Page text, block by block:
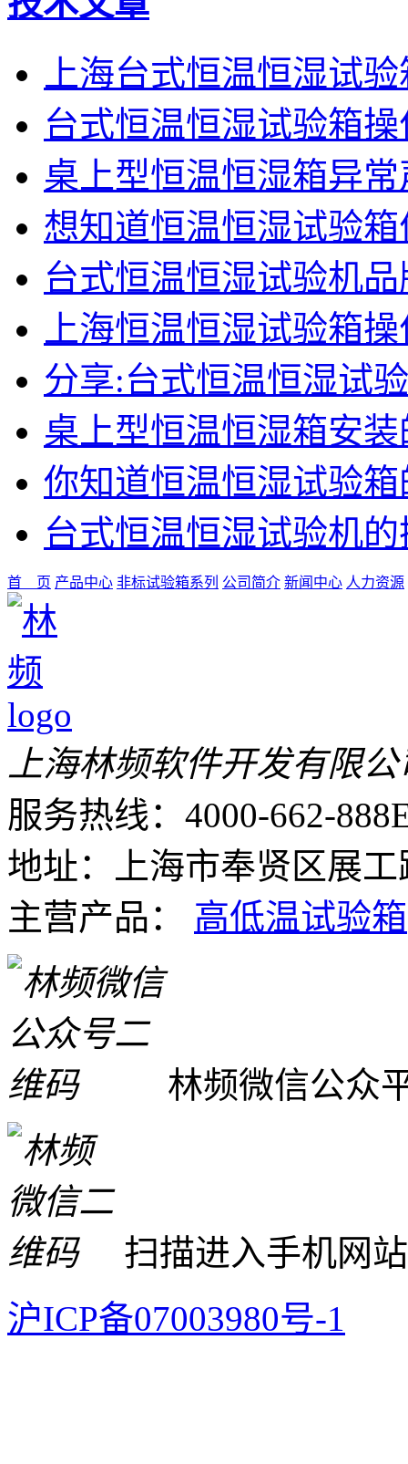
上海台式恒温恒湿试
台式恒温恒湿试验箱
桌上型恒温恒湿箱异
想知道恒温恒湿试验
台式恒温恒湿试验机
上海恒温恒湿试验箱
分享:台式恒温恒湿试
桌上型恒温恒湿箱安
你知道恒温恒湿试验
台式恒温恒湿试验机
首 页 产品中心 非标试验箱系列 公司简介 新闻中心 人力资源
上海林频软件开发有限公
服务热线：4000-662-888
地址：上海市奉贤区展工
主营产品： 高低温试验箱
林频微信公众
扫描进入手机网
沪ICP备07003980号-1